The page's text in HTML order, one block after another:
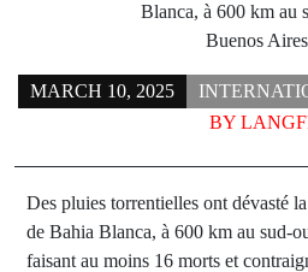
Blanca, à 600 km au
Buenos
MARCH 10, 2025
BY
Des pluies torrentielles ont dévasté
de Bahia Blanca, à 600 km au sud-
faisant au moins 16 morts et